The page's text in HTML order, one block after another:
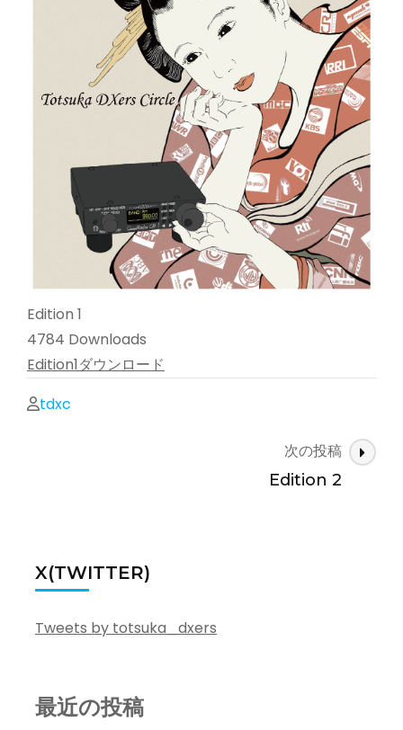
Edition 1
4784 Downloads
Edition1ダウンロード
tdxc
ー
シ
ョ
次の投稿
Edition 2
X(TWITTER)
Tweets by totsuka_dxers
最近の投稿